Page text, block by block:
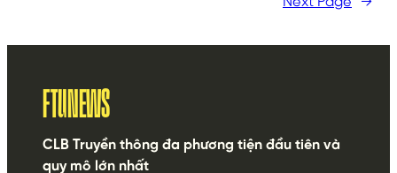
FTUNEWS
CLB Truyền thông đa phương tiện đầu tiên và
quy mô lớn nhất